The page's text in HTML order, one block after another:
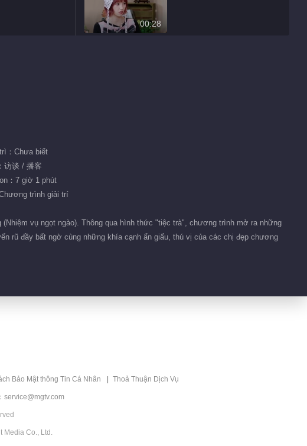
00:28
：Chưa biết
访谈 / 播客
：7 giờ 1 phút
trình giải trí
vụ ngọt ngào). Thông qua hình thức "tiệc trà", chương trình mở ra những
rũ đầy bất ngờ cùng những khía cạnh ẩn giấu, thú vị của các chị đẹp chương
Bảo Mật thông Tin Cá Nhân Thoả Thuận Dịch Vụ
service@mgtv.com
Media Co., Ltd.